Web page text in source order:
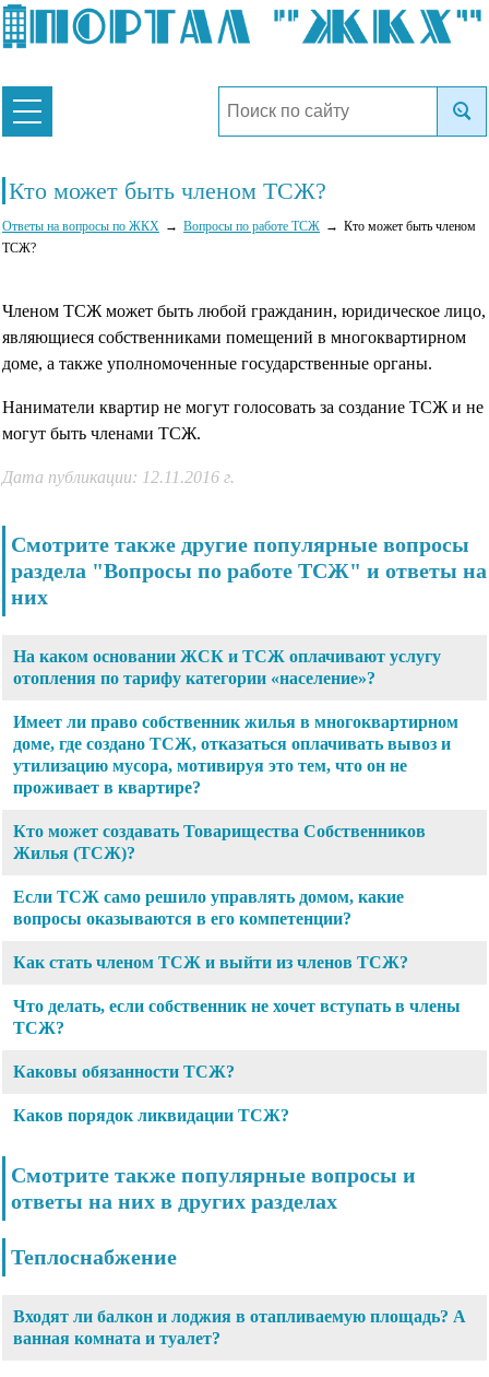
Кто может быть членом ТСЖ?
Ответы на вопросы по ЖКХ Вопросы по работе ТСЖ
Кто может быть членом
ТСЖ?
Членом ТСЖ может быть любой гражданин, юридическое лицо,
являющиеся собственниками помещений в многоквартирном
доме, а также уполномоченные государственные органы.
Наниматели квартир не могут голосовать за создание ТСЖ и не
могут быть членами ТСЖ.
Дата публикации: 12.11.2016 г.
Смотрите также другие популярные вопросы
раздела "Вопросы по работе ТСЖ" и ответы на
них
На каком основании ЖСК и ТСЖ оплачивают услугу
отопления по тарифу категории «население»?
Имеет ли право собственник жилья в многоквартирном
доме, где создано ТСЖ, отказаться оплачивать вывоз и
утилизацию мусора, мотивируя это тем, что он не
проживает в квартире?
Кто может создавать Товарищества Собственников
Жилья (ТСЖ)?
Если ТСЖ само решило управлять домом, какие
вопросы оказываются в его компетенции?
Как стать членом ТСЖ и выйти из членов ТСЖ?
Что делать, если собственник не хочет вступать в члены
ТСЖ?
Каковы обязанности ТСЖ?
Каков порядок ликвидации ТСЖ?
Смотрите также популярные вопросы и
ответы на них в других разделах
Теплоснабжение
Входят ли балкон и лоджия в отапливаемую площадь? А
ванная комната и туалет?